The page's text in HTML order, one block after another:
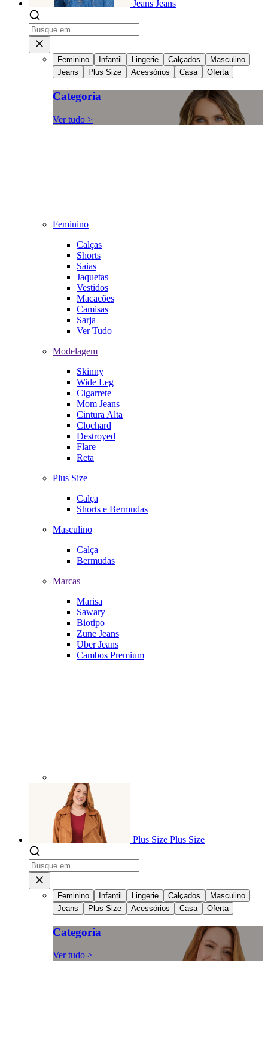
Jeans Jeans
Feminino Infantil Lingerie Calçados
Masculino
Jeans
Plus Size Acessórios Casa Oferta
Categoria
Ver tudo >
Feminino
Calças
Shorts
Saias
Jaquetas
Vestidos
Macacões
Camisas
Sarja
Ver Tudo
Modelagem
Skinny
Wide Leg
Cigarrete
Mom Jeans
Cintura Alta
Clochard
Destroyed
Flare
Reta
Plus Size
Calça
Shorts e Bermudas
Masculino
Calça
Bermudas
Marcas
Marisa
Sawary
Biotipo
Zune Jeans
Uber Jeans
Cambos Premium
Plus Size Plus Size
Feminino Infantil Lingerie Calçados
Masculino
Jeans
Plus Size Acessórios Casa Oferta
Categoria
Ver tudo >